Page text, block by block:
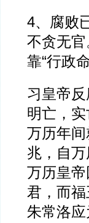
4、腐败
不贪无
靠“行政
习皇帝
明亡，
万历年
兆，自万
万历皇
君，而
朱常洛